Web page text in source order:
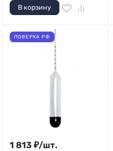
В корзину
ПОВЕРКА РФ
1 813 ₽/шт.